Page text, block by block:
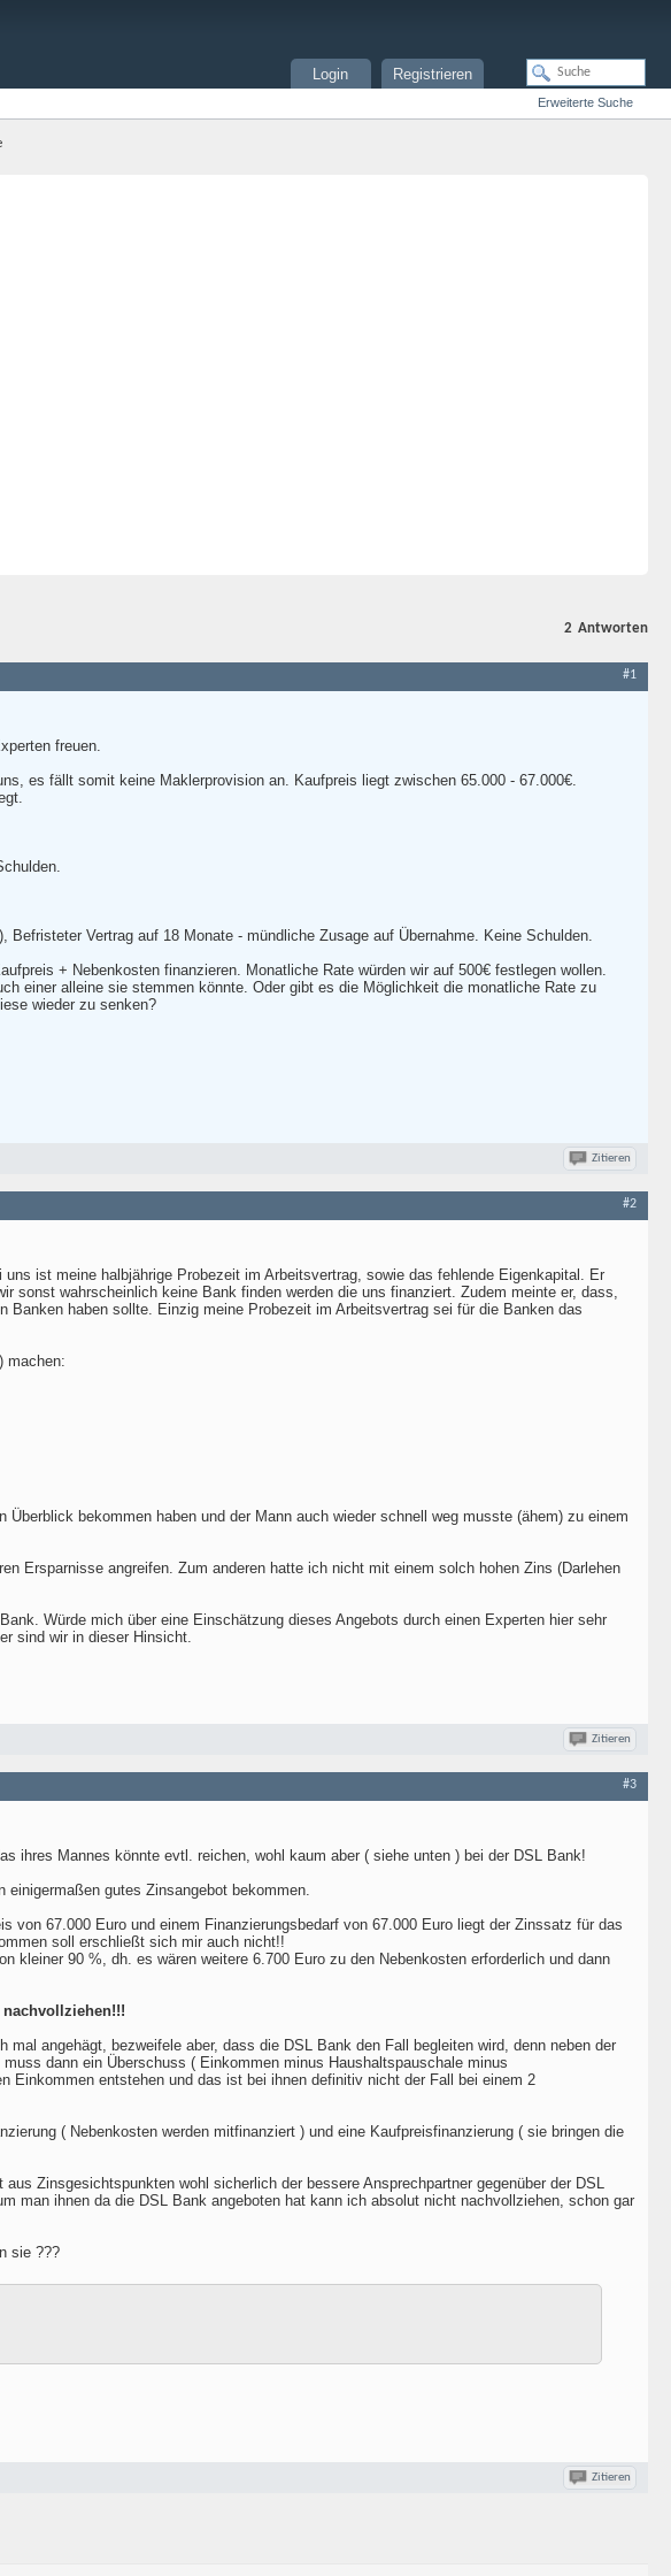
Registrieren
Login
Erweiterte Suche
2 Antworten
#1
freuen.
es fällt somit keine Maklerprovision an. Kaufpreis liegt zwischen 65.000 - 67.000€.
Vertrag auf 18 Monate - mündliche Zusage auf Übernahme. Keine Schulden.
+ Nebenkosten finanzieren. Monatliche Rate würden wir auf 500€ festlegen wollen.
einer alleine sie stemmen könnte. Oder gibt es die Möglichkeit die monatliche Rate zu
wieder zu senken?
Zitieren
#2
ist meine halbjährige Probezeit im Arbeitsvertrag, sowie das fehlende Eigenkapital. Er
wahrscheinlich keine Bank finden werden die uns finanziert. Zudem meinte er, dass,
haben sollte. Einzig meine Probezeit im Arbeitsvertrag sei für die Banken das
machen:
bekommen haben und der Mann auch wieder schnell weg musste (ähem) zu einem
Ersparnisse angreifen. Zum anderen hatte ich nicht mit einem solch hohen Zins (Darlehen
Würde mich über eine Einschätzung dieses Angebots durch einen Experten hier sehr
sind wir in dieser Hinsicht.
Zitieren
#3
ihres Mannes könnte evtl. reichen, wohl kaum aber ( siehe unten ) bei der DSL Bank!
gutes Zinsangebot bekommen.
von 67.000 Euro und einem Finanzierungsbedarf von 67.000 Euro liegt der Zinssatz für das
soll erschließt sich mir auch nicht!!
kleiner 90 %, dh. es wären weitere 6.700 Euro zu den Nebenkosten erforderlich und dann
angehägt, bezweifele aber, dass die DSL Bank den Fall begleiten wird, denn neben der
dann ein Überschuss ( Einkommen minus Haushaltspauschale minus
Einkommen entstehen und das ist bei ihnen definitiv nicht der Fall bei einem 2
( Nebenkosten werden mitfinanziert ) und eine Kaufpreisfinanzierung ( sie bringen die
Zinsgesichtspunkten wohl sicherlich der bessere Ansprechpartner gegenüber der DSL
man ihnen da die DSL Bank angeboten hat kann ich absolut nicht nachvollziehen, schon gar
sie ???
Zitieren